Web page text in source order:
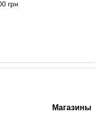
грн
Магазины